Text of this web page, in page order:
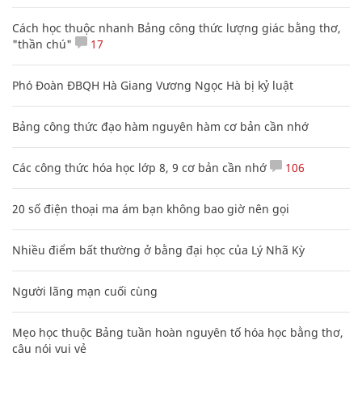
Cách học thuộc nhanh Bảng công thức lượng giác bằng thơ,
"thần chú"
17
Phó Đoàn ĐBQH Hà Giang Vương Ngọc Hà bị kỷ luật
Bảng công thức đạo hàm nguyên hàm cơ bản cần nhớ
Các công thức hóa học lớp 8, 9 cơ bản cần nhớ 106
20 số điện thoại ma ám bạn không bao giờ nên gọi
Nhiều điểm bất thường ở bằng đại học của Lý Nhã Kỳ
Người lãng mạn cuối cùng
Mẹo học thuộc Bảng tuần hoàn nguyên tố hóa học bằng thơ,
câu nói vui vẻ